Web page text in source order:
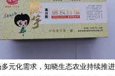
多元化需求，知晓生态农业持续推